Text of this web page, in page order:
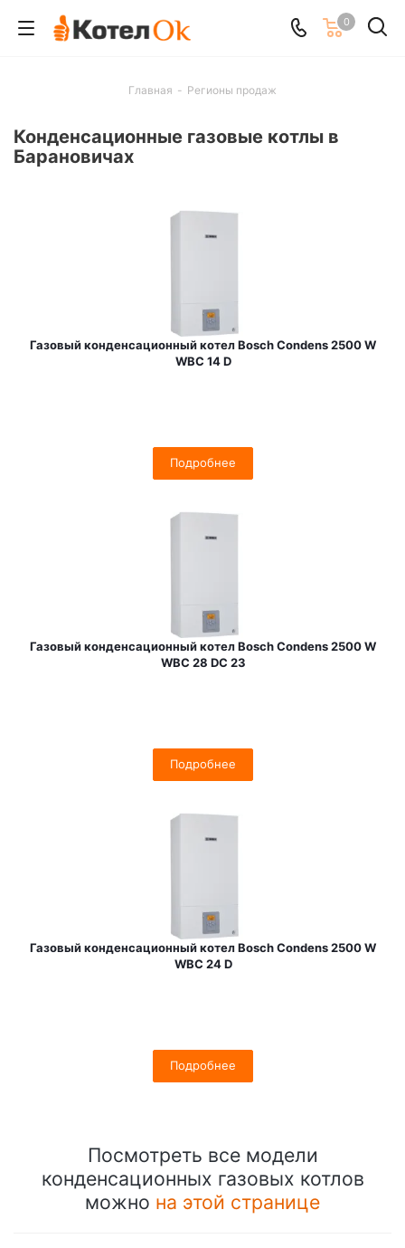
0
Главная - Регионы продаж
Конденсационные газовые котлы в
Барановичах
Газовый конденсационный котел Bosch Condens 2500 W
WBC 14 D
Подробнее
Газовый конденсационный котел Bosch Condens 2500 W
WBC 28 DC 23
Подробнее
Газовый конденсационный котел Bosch Condens 2500 W
WBC 24 D
Подробнее
Посмотреть все модели
конденсационных газовых котлов
можно на этой странице